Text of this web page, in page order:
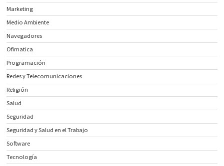
Marketing
Medio Ambiente
Navegadores
Ofimatica
Programación
Redes y Telecomunicaciones
Religión
Salud
Seguridad
Seguridad y Salud en el Trabajo
Software
Tecnología